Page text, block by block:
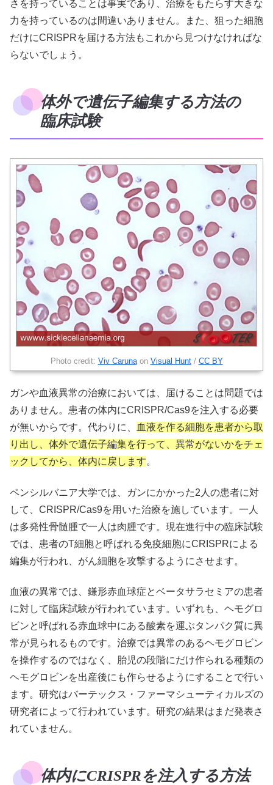
さを持っていることは事実であり、治療をもたらす大きな
力を持っているのは間違いありません。また、狙った細胞
だけにCRISPRを届ける方法もこれから見つけなければな
らないでしょう。
体外で遺伝子編集する方法の
臨床試験
Photo credit: Viv Carunaon Visual Hunt/ CC BY
ガンや血液異常の治療においては、届けることは問題では
ありません。患者の体内にCRISPR/Cas9を注入する必要
が無いからです。代わりに、
血液を作る細胞を患者から取
り出し、体外で遺伝子編集を行って、異常がないかをチェ
ックしてから、体内に戻します。
ペンシルバニア大学では、ガンにかかった2人の患者に対
して、CRISPR/Cas9を用いた治療を施しています。一人
は多発性骨髄腫で一人は肉腫です。現在進行中の臨床試験
では、患者のT細胞と呼ばれる免疫細胞にCRISPRによる
編集が行われ、がん細胞を攻撃するようにさせます。
血液の異常では、鎌形赤血球症とベータサラセミアの患者
に対して臨床試験が行われています。いずれも、ヘモグロ
ビンと呼ばれる赤血球中にある酸素を運ぶタンパク質に異
常が見られるものです。治療では異常のあるヘモグロビン
を操作するのではなく、胎児の段階にだけ作られる種類の
ヘモグロビンを出産後にも作らせるようにすることで行い
ます。研究はバーテックス・ファーマシューティカルズの
研究者によって行われています。研究の結果はまだ発表さ
れていません。
体内にCRISPRを注入する方法